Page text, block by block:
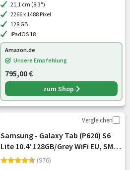
ID, Batterie für den ganzen T
21,1 cm (8.3")
2266 x 1488 Pixel
128 GB
iPadOS 18
Amazon.de
Unsere Empfehlung
795,00 €
zum Shop
Vergleichen
Samsung - Galaxy Tab (P620) S6
Lite 10.4' 128GB/Grey WiFi EU, SM-
P620NZAEEUE
(976)